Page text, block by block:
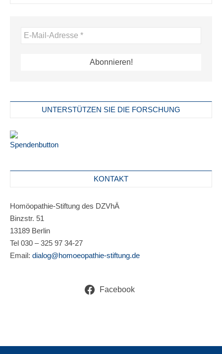
UNTERSTÜTZEN SIE DIE FORSCHUNG
KONTAKT
Homöopathie-Stiftung des DZVhÄ
Binzstr. 51
13189 Berlin
Tel 030 – 325 97 34-27
Email: dialog@homoeopathie-stiftung.de
Facebook